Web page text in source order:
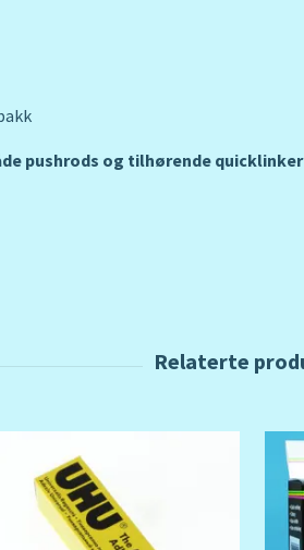
pushrods og tilhørende quicklinker